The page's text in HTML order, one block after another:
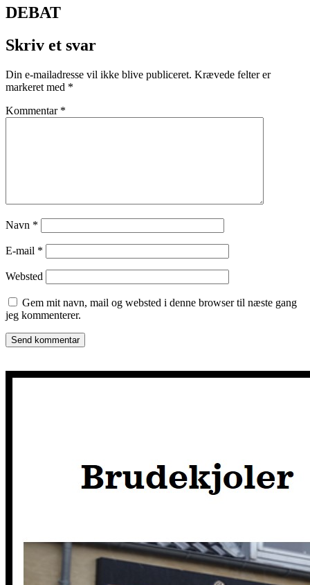
DEBAT
Skriv et svar
Din e-mailadresse vil ikke blive publiceret. Krævede felter er
markeret med *
Kommentar *
Navn *
E-mail *
Websted
Gem mit navn, mail og websted i denne browser til næste gang
jeg kommenterer.